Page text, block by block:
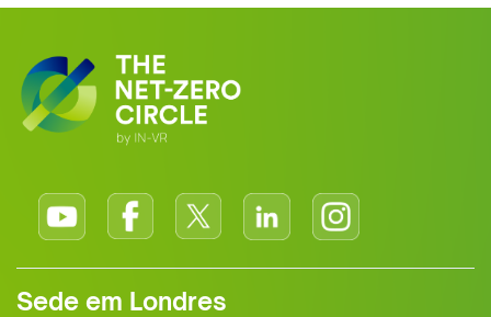
Sede em Londres